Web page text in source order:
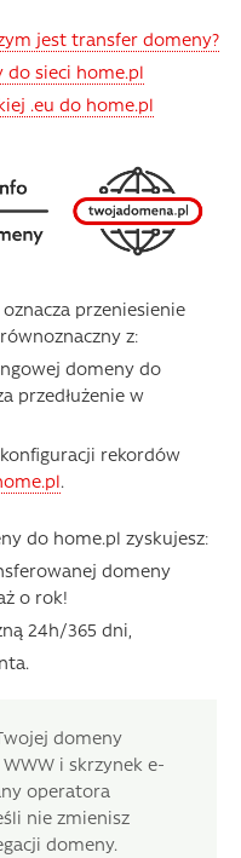
jest transfer domeny?
sieci home.pl
.eu do home.pl
przeniesienie
z:
domeny do
przedłużenie w
rekordów
.
do home.pl zyskujesz:
domeny
o rok!
24h/365 dni,
domeny
i skrzynek e-
operatora
nie zmienisz
domeny.